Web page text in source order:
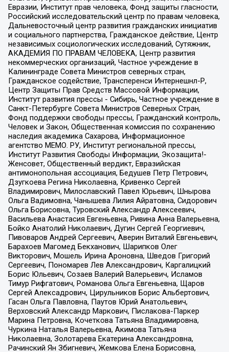
Евразии, Институт прав человека, Фонд защиты гласности,
Российский исследовательский центр по правам человека,
Дальневосточный центр развития гражданских инициатив
и социального партнерства, Гражданское действие, Центр
независимых социологических исследований, Сутяжник,
АКАДЕМИЯ ПО ПРАВАМ ЧЕЛОВЕКА, Центр развития
некоммерческих организаций, Частное учреждение в
Калининграде Совета Министров северных стран,
Гражданское содействие, Трансперенси Интернешнл-Р,
Центр Защиты Прав Средств Массовой Информации,
Институт развития прессы - Сибирь, Частное учреждение в
Санкт-Петербурге Совета Министров Северных Стран,
Фонд поддержки свободы прессы, Гражданский контроль,
Человек и Закон, Общественная комиссия по сохранению
наследия академика Сахарова, Информационное
агентство МЕМО. РУ, Институт региональной прессы,
Институт Развития Свободы Информации, Экозащита!-
Женсовет, Общественный вердикт, Евразийская
антимонопольная ассоциация, Бедушев Петр Петрович,
Дзугкоева Регина Николаевна, Кривенко Сергей
Владимирович, Милославский Павел Юрьевич, Шнырова
Ольга Вадимовна, Чанышева Лилия Айратовна, Сидорович
Ольга Борисовна, Туровский Александр Алексеевич,
Васильева Анастасия Евгеньевна, Ривина Анна Валерьевна,
Бойко Анатолий Николаевич, Дугин Сергей Георгиевич,
Пивоваров Андрей Сергеевич, Аверин Виталий Евгеньевич,
Барахоев Магомед Бекханович, Шарипков Олег
Викторович, Мошель Ирина Ароновна, Шведов Григорий
Сергеевич, Пономарев Лев Александрович, Каргалицкий
Борис Юльевич, Созаев Валерий Валерьевич, Исламов
Тимур Рифгатович, Романова Ольга Евгеньевна, Щаров
Сергей Алексадрович, Цирульников Борис Альбертович,
Гасан Ольга Павловна, Паутов Юрий Анатольевич,
Верховский Александр Маркович, Пислакова-Паркер
Марина Петровна, Кочеткова Татьяна Владимировна,
Чуркина Наталья Валерьевна, Акимова Татьяна
Николаевна, Золотарева Екатерина Александровна,
Рачинский Ян Збигневич, Жемкова Елена Борисовна,